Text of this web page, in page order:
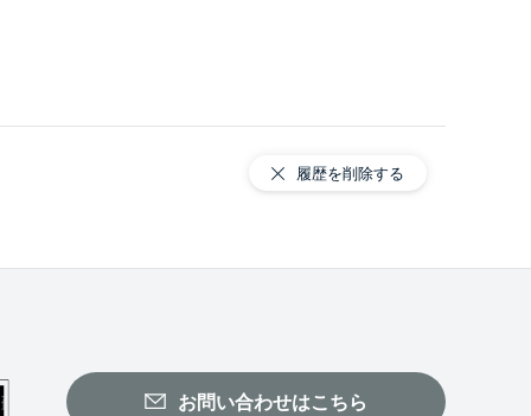
履歴を削除する
お問い合わせはこちら